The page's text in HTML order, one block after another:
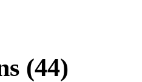
(44)